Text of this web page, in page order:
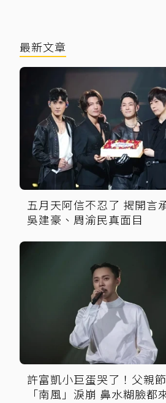
最新文章
五月天阿信不忍了 揭開言
吳建豪、周渝民真面目
許富凱小巨蛋哭了！父親
「南風」淚崩 鼻水糊臉都